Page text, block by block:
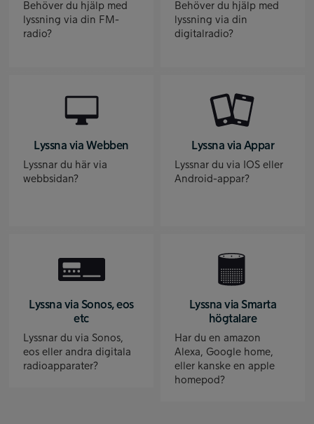
Behöver du hjälp med
lyssning via din FM-
radio?
Behöver du hjälp med
lyssning via din
digitalradio?
Lyssna via Webben
Lyssnar du här via
webbsidan?
Lyssna via Appar
Lyssnar du via IOS eller
Android-appar?
Lyssna via Sonos, eos
etc
Lyssnar du via Sonos,
eos eller andra digitala
radioapparater?
Lyssna via Smarta
högtalare
Har du en amazon
Alexa, Google home,
eller kanske en apple
homepod?